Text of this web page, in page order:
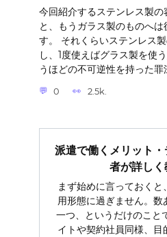
今回紹介するステンレス製の
と、もうガラス製のものへ
す。 それくらいステンレス
し、1度使えばグラス製を使
うほどの不可逆性を持った罪
0 2.5k.
派遣で働くメリット
者が詳しく
まず始めに言っておく
用形態に過ぎません。
一つ、というだけのこと
イトや契約社員同様、目